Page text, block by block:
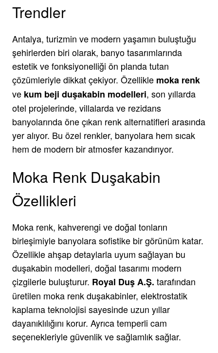
Trendler
Antalya, turizmin ve modern yaşamın buluştuğu
şehirlerden biri olarak, banyo tasarımlarında
estetik ve fonksiyonelliği ön planda tutan
çözümleriyle dikkat çekiyor. Özellikle moka renk
ve kum beji duşakabin modelleri, son yıllarda
otel projelerinde, villalarda ve rezidans
banyolarında öne çıkan renk alternatifleri arasında
yer alıyor. Bu özel renkler, banyolara hem sıcak
hem de modern bir atmosfer kazandırıyor.
Moka Renk Duşakabin
Özellikleri
Moka renk, kahverengi ve doğal tonların
birleşimiyle banyolara sofistike bir görünüm katar.
Özellikle ahşap detaylarla uyum sağlayan bu
duşakabin modelleri, doğal tasarımı modern
çizgilerle buluşturur. Royal Duş A.Ş. tarafından
üretilen moka renk duşakabinler, elektrostatik
kaplama teknolojisi sayesinde uzun yıllar
dayanıklılığını korur. Ayrıca temperli cam
seçenekleriyle güvenlik ve sağlamlık sağlar.